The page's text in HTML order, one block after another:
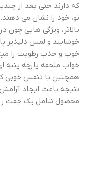
که دارند حتی بعد از
نو، خود را نشان می
بالاتر، ویژگی هایی
خوشایند و لمس دلپذیر
خوب و جذب رطوبت را
خواب ملحفه پارچه پنبه
همچنین با تنفس خوبی که
نتیجه باعث ایجاد
محصول شامل یک جفت